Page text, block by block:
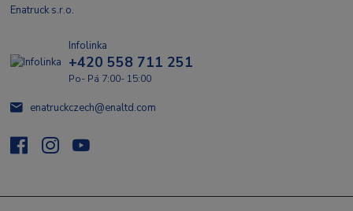
Enatruck s.r.o.
Infolinka
+420 558 711 251
Po- Pá 7:00- 15:00
enatruckczech@enaltd.com